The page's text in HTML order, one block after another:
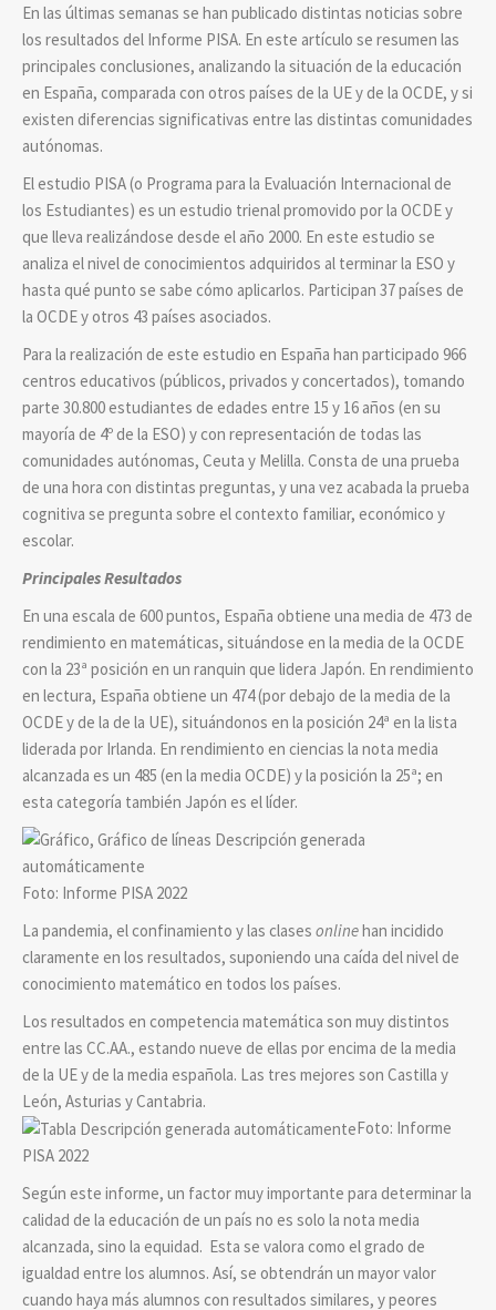
En las últimas semanas se han publicado distintas noticias sobre
los resultados del Informe PISA. En este artículo se resumen las
principales conclusiones, analizando la situación de la educación
en España, comparada con otros países de la UE y de la OCDE, y si
existen diferencias significativas entre las distintas comunidades
autónomas.
El estudio PISA (o Programa para la Evaluación Internacional de
los Estudiantes) es un estudio trienal promovido por la OCDE y
que lleva realizándose desde el año 2000. En este estudio se
analiza el nivel de conocimientos adquiridos al terminar la ESO y
hasta qué punto se sabe cómo aplicarlos. Participan 37 países de
la OCDE y otros 43 países asociados.
Para la realización de este estudio en España han participado 966
centros educativos (públicos, privados y concertados), tomando
parte 30.800 estudiantes de edades entre 15 y 16 años (en su
mayoría de 4º de la ESO) y con representación de todas las
comunidades autónomas, Ceuta y Melilla. Consta de una prueba
de una hora con distintas preguntas, y una vez acabada la prueba
cognitiva se pregunta sobre el contexto familiar, económico y
escolar.
Principales Resultados
En una escala de 600 puntos, España obtiene una media de 473 de
rendimiento en matemáticas, situándose en la media de la OCDE
con la 23ª posición en un ranquin que lidera Japón. En rendimiento
en lectura, España obtiene un 474 (por debajo de la media de la
OCDE y de la de la UE), situándonos en la posición 24ª en la lista
liderada por Irlanda. En rendimiento en ciencias la nota media
alcanzada es un 485 (en la media OCDE) y la posición la 25ª; en
esta categoría también Japón es el líder.
Foto: Informe PISA 2022
La pandemia, el confinamiento y las clases onlinehan incidido
claramente en los resultados, suponiendo una caída del nivel de
conocimiento matemático en todos los países.
Los resultados en competencia matemática son muy distintos
entre las CC.AA., estando nueve de ellas por encima de la media
de la UE y de la media española. Las tres mejores son Castilla y
León, Asturias y Cantabria.
Foto: Informe
PISA 2022
Según este informe, un factor muy importante para determinar la
calidad de la educación de un país no es solo la nota media
alcanzada, sino la equidad. Esta se valora como el grado de
igualdad entre los alumnos. Así, se obtendrán un mayor valor
cuando haya más alumnos con resultados similares, y peores